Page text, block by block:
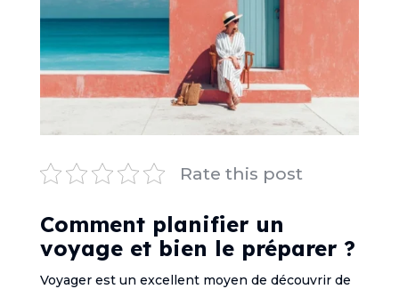
Rate this post
Comment planifier un
voyage et bien le préparer ?
Voyager est un excellent moyen de découvrir de